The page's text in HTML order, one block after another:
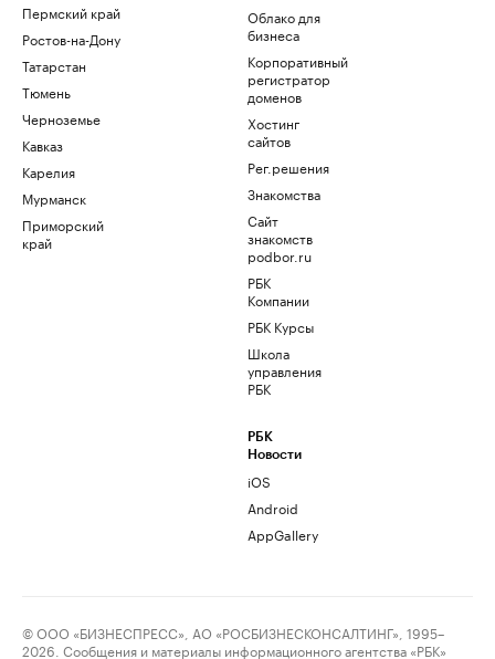
Пермский край
Ростов-на-Дону
Татарстан
Тюмень
Черноземье
Кавказ
Карелия
Мурманск
Приморский
край
Облако для
бизнеса
Корпоративный
регистратор
доменов
Хостинг
сайтов
Рег.решения
Знакомства
Сайт
знакомств
podbor.ru
РБК
Компании
РБК Курсы
Школа
управления
РБК
РБК
Новости
iOS
Android
AppGallery
© ООО «БИЗНЕСПРЕСС», АО «РОСБИЗНЕСКОНСАЛТИНГ», 1995–
2026. Сообщения и материалы информационного агентства «РБК»